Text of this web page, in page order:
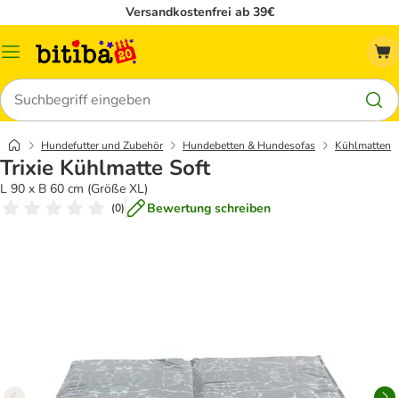
Versandkostenfrei ab 39€
Menü
Suchen
Hundefutter und Zubehör Hundebetten & Hundesofas Kühlmatten
Trixie Kühlmatte Soft
L 90 x B 60 cm (Größe XL)
(0) Bewertung schreiben